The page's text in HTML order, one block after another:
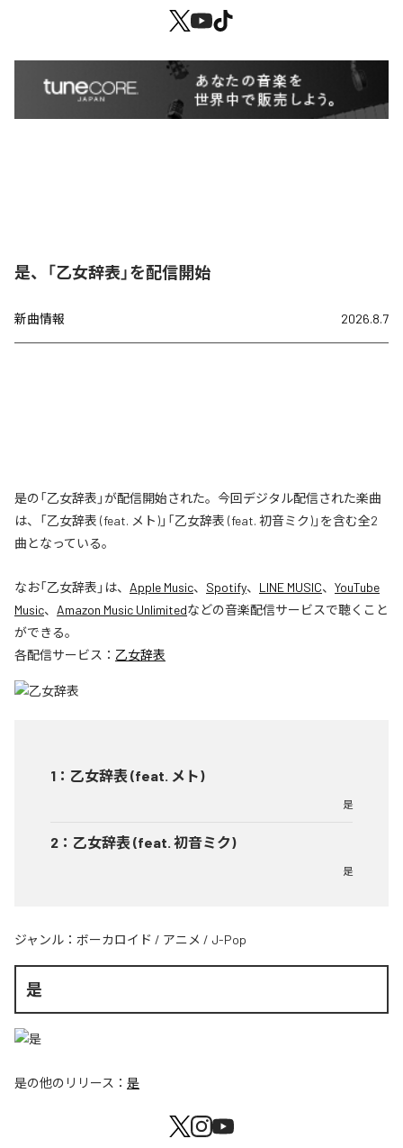
是、「乙女辞表」を配信開始
新曲情報 2026.8.7
是の「乙女辞表」が配信開始された。今回デジタル配信された楽曲
は、「乙女辞表 (feat. メト)」「乙女辞表 (feat. 初音ミク)」を含む全2
曲となっている。
なお「乙女辞表 」は、 Apple Music、 Spotify、 LINE MUSIC、 YouTube
Music、 Amazon Music Unlimitedなどの音楽配信サービスで聴くこと
ができる。
各配信サービス： 乙女辞表
1 ： 乙女辞表 (feat. メト)
是
2 ： 乙女辞表 (feat. 初音ミク)
是
ジャンル： ボーカロイド / アニメ / J-Pop
是
是の他のリリース： 是